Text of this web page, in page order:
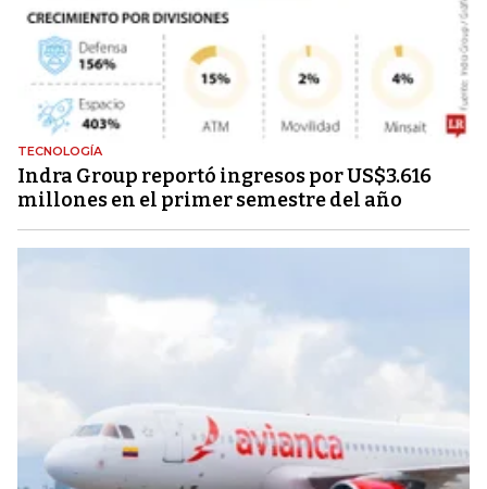
TECNOLOGÍA
Indra Group reportó ingresos por US$3.616
millones en el primer semestre del año